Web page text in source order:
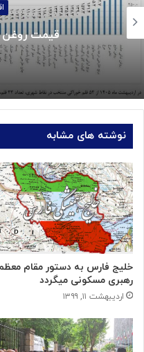
نوشته های مشابه
خلیج فارس به دستور مقام
رهبری مسکونی میگردد
اردیبهشت ۱۱, ۱۳۹۹